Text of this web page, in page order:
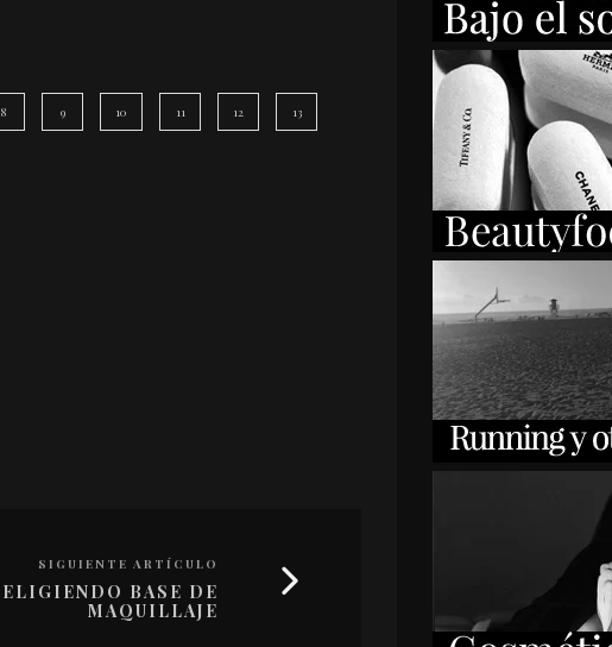
8 9 10 11 12 13
SIGUIENTE ARTÍCULO
ELIGIENDO BASE DE
MAQUILLAJE